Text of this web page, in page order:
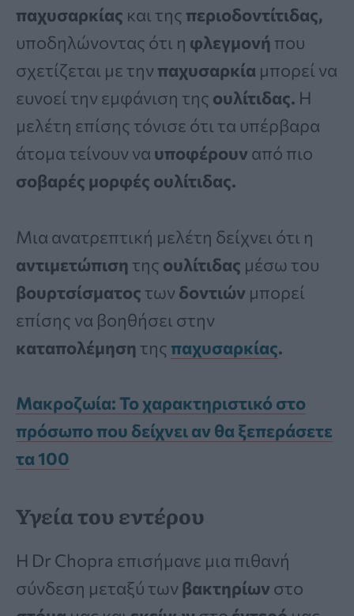
παχυσαρκίας και της περιοδοντίτιδας,
υποδηλώνοντας ότι η φλεγμονή που
σχετίζεται με την παχυσαρκία μπορεί να
ευνοεί την εμφάνιση της ουλίτιδας. Η
μελέτη επίσης τόνισε ότι τα υπέρβαρα
άτομα τείνουν να υποφέρουν από πιο
σοβαρές μορφές ουλίτιδας.
Μια ανατρεπτική μελέτη δείχνει ότι η
αντιμετώπιση της ουλίτιδας μέσω του
βουρτσίσματος των δοντιών μπορεί
επίσης να βοηθήσει στην
καταπολέμηση τηςπαχυσαρκίας.
Μακροζωία: Το χαρακτηριστικό στο
πρόσωπο που δείχνει αν θα ξεπεράσετε
τα 100
Υγεία του εντέρου
Η Dr Chopra επισήμανε μια πιθανή
σύνδεση μεταξύ των βακτηρίων στο